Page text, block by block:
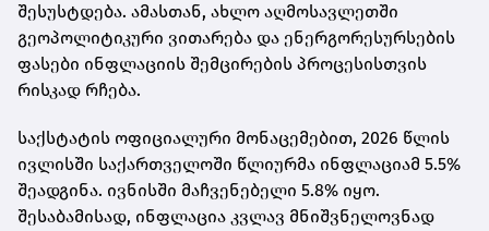
შესუსტდება. ამასთან, ახლო აღმოსავლეთში
გეოპოლიტიკური ვითარება და ენერგორესურსების
ფასები ინფლაციის შემცირების პროცესისთვის
რისკად რჩება.
საქსტატის ოფიციალური მონაცემებით, 2026 წლის
ივლისში საქართველოში წლიურმა ინფლაციამ 5.5%
შეადგინა. ივნისში მაჩვენებელი 5.8% იყო.
შესაბამისად, ინფლაცია კვლავ მნიშვნელოვნად